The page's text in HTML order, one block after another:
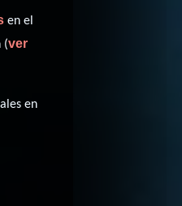
en el
(ver
en